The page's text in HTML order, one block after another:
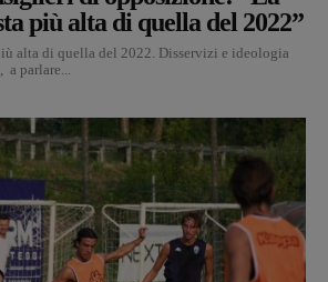
più alta di quella del 2022”
alta di quella del 2022. Disservizi e ideologia
parlare...